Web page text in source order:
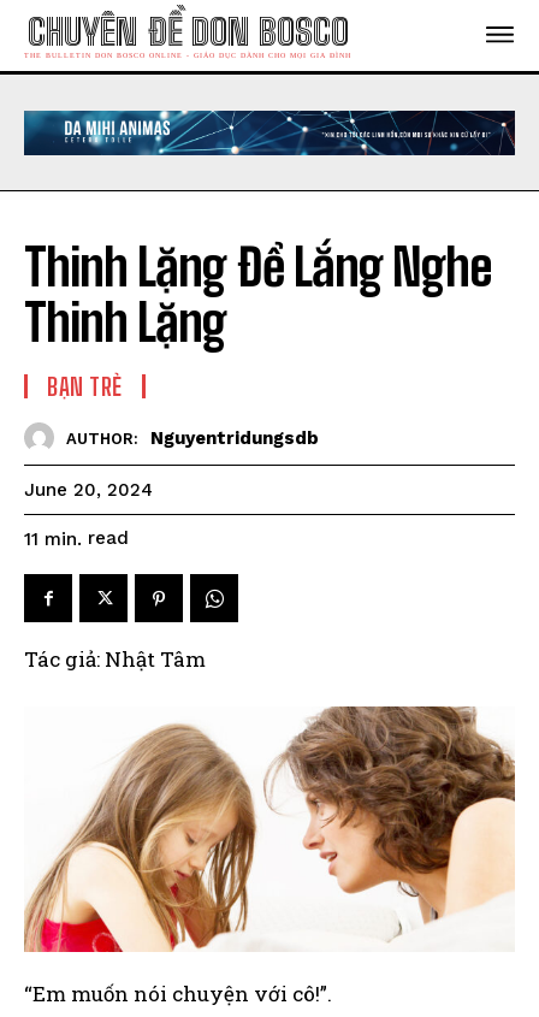
CHUYÊN ĐỀ DON BOSCO
THE BULLETIN DON BOSCO ONLINE - GIÁO DỤC DÀNH CHO MỌI GIA ĐÌNH
Thinh Lặng Để Lắng Nghe
Thinh Lặng
BẠN TRẺ
AUTHOR: Nguyentridungsdb
June 20, 2024
11 min. read
Tác giả: Nhật Tâm
“Em muốn nói chuyện với cô!”.